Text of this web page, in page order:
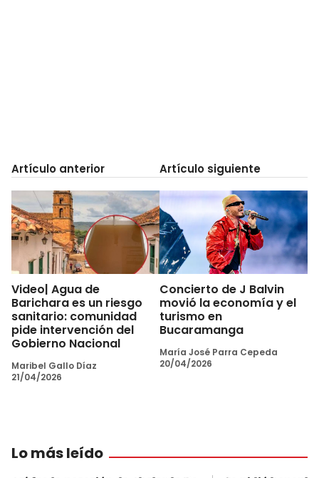
Artículo anterior
Video| Agua de
Barichara es un riesgo
sanitario: comunidad
pide intervención del
Gobierno Nacional
Maribel Gallo Díaz
21/04/2026
Artículo siguiente
Concierto de J Balvin
movió la economía y el
turismo en
Bucaramanga
María José Parra Cepeda
20/04/2026
Lo más leído